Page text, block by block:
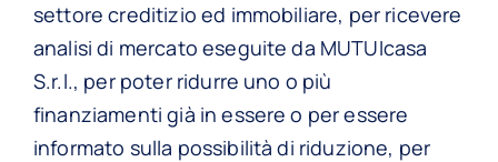
settore creditizio ed immobiliare, per ricevere
analisi di mercato eseguite da MUTUIcasa
S.r.l., per poter ridurre uno o più
finanziamenti già in essere o per essere
informato sulla possibilità di riduzione, per